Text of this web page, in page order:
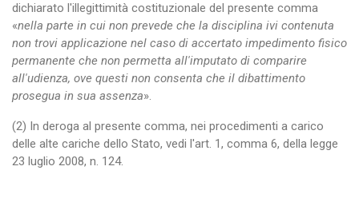
dichiarato l'illegittimità costituzionale del presente comma
«nella parte in cui non prevede che la disciplina ivi contenuta
non trovi applicazione nel caso di accertato impedimento fisico
permanente che non permetta all'imputato di comparire
all'udienza, ove questi non consenta che il dibattimento
prosegua in sua assenza».
(2) In deroga al presente comma, nei procedimenti a carico
delle alte cariche dello Stato, vedi l'art. 1, comma 6, della legge
23 luglio 2008, n. 124.